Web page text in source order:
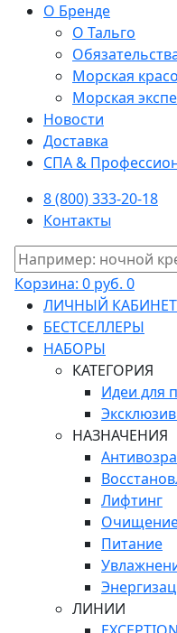
О Бренде
О Тальго
Морская
Морская
Новости
Доставка
СПА &
8 (800) 333-20-18
Контакты
Корзина: 0 руб. 0
ЛИЧНЫЙ КАБИНЕТ
БЕСТСЕЛЛЕРЫ
НАБОРЫ
КАТЕГОРИЯ
Идеи для
НАЗНАЧЕНИЯ
Лифтинг
Питание
ЛИНИИ